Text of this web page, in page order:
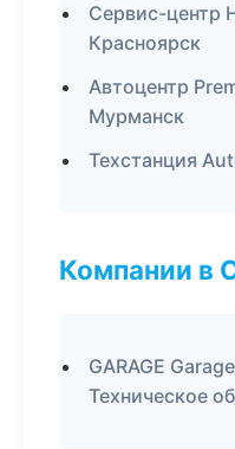
Сервис-центр
Красноярск
Автоцентр
Мурманск
Техстанция
Компании в
GARAGE
Техническое